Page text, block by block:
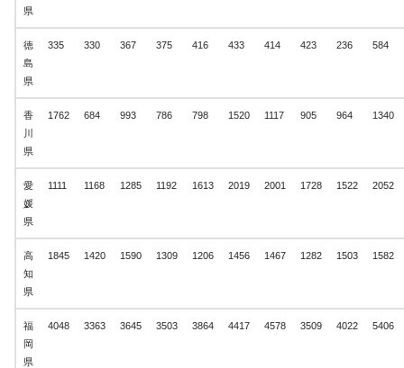
県
徳
島
県
335 330 367 375 416 433 414 423 236 584
香
川
県
1762 684 993 786 798 1520 1117 905 964 1340
愛
媛
県
1111 1168 1285 1192 1613 2019 2001 1728 1522 2052
高
知
県
1845 1420 1590 1309 1206 1456 1467 1282 1503 1582
福
岡
県
4048 3363 3645 3503 3864 4417 4578 3509 4022 5406